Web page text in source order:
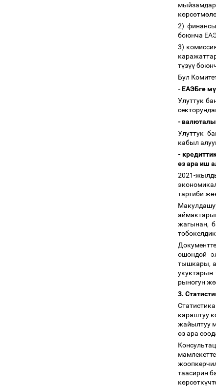
көрсөтмөл
2)
боюнча
3)
түзүү
Бул
- ЕАЭБге мү
Улуттук
-
Улуттук
кабыл
-
өз ара иш
2021-
тартиби жө
жагынан,
ошондой
тышкары,
укуктарын
рыногун жө
3.
караштуу
жайылтуу
өз ара
таасирин
көрсөткүчт